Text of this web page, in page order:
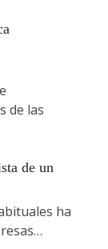
de las
de un
ha